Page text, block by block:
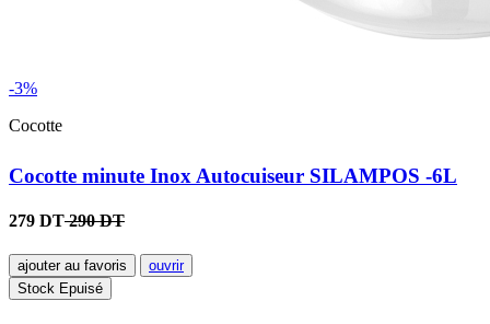
-3%
Cocotte
Cocotte minute Inox Autocuiseur SILAMPOS -6L
279 DT290 DT
ajouter au favoris
ouvrir
Stock Epuisé